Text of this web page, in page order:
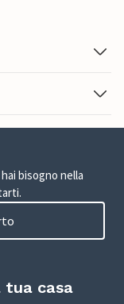
bisogno nella
casa